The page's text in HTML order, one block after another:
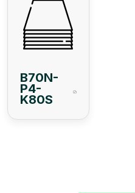
B70N-
P4-
K80S